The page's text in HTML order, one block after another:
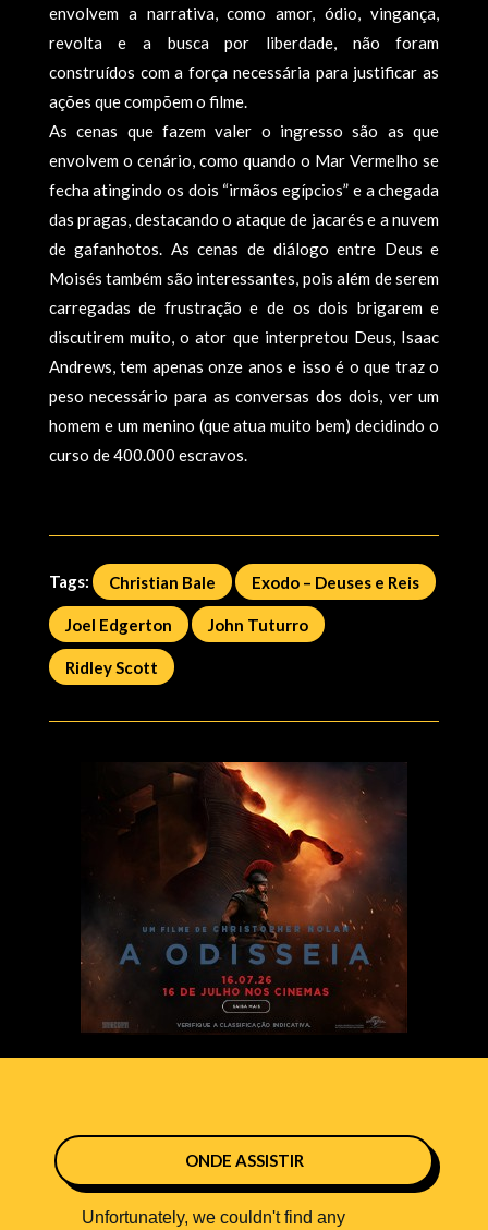
envolvem a narrativa, como amor, ódio, vingança,
revolta e a busca por liberdade, não foram
construídos com a força necessária para justificar as
ações que compõem o filme.
As cenas que fazem valer o ingresso são as que
envolvem o cenário, como quando o Mar Vermelho se
fecha atingindo os dois “irmãos egípcios” e a chegada
das pragas, destacando o ataque de jacarés e a nuvem
de gafanhotos. As cenas de diálogo entre Deus e
Moisés também são interessantes, pois além de serem
carregadas de frustração e de os dois brigarem e
discutirem muito, o ator que interpretou Deus, Isaac
Andrews, tem apenas onze anos e isso é o que traz o
peso necessário para as conversas dos dois, ver um
homem e um menino (que atua muito bem) decidindo o
curso de 400.000 escravos.
Tags: Christian Bale Exodo – Deuses e Reis
Joel Edgerton John Tuturro
Ridley Scott
ONDE ASSISTIR